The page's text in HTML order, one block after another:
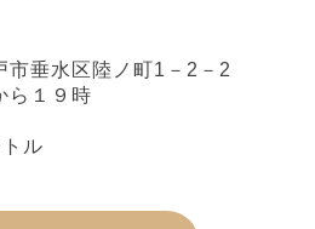
市垂水区陸ノ町1－2－2
ら１９時
ル